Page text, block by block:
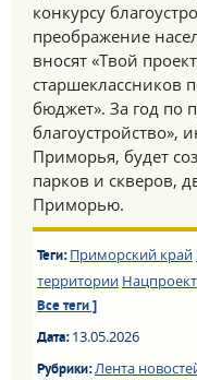
конкурсу
преображение
вносят «Твой
старшеклассников
бюджет». За год по
благоустройство»,
Приморья, будет
парков и скверов,
Приморью.
Теги: Приморский край
территории Нацпроект
Все теги ]
Дата:13.05.2026
Рубрики:Лента